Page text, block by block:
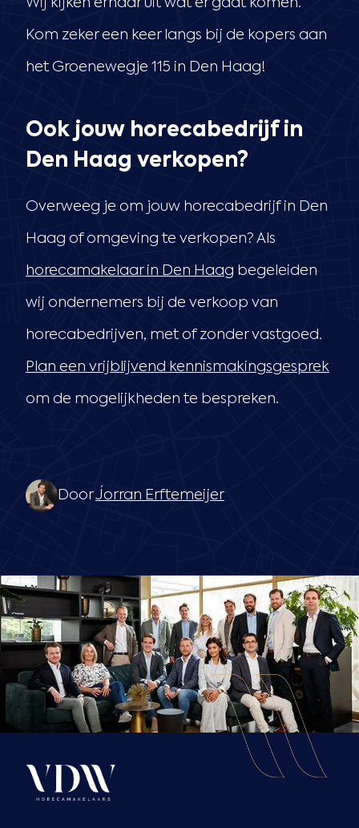
Wij kijken ernaar uit wat er gaat komen.
Kom zeker een keer langs bij de kopers aan
het Groenewegje 115 in Den Haag!
Ook jouw horecabedrijf in
Den Haag verkopen?
Overweeg je om jouw horecabedrijf in Den
Haag of omgeving te verkopen? Als
horecamakelaar in Den Haag begeleiden
wij ondernemers bij de verkoop van
horecabedrijven, met of zonder vastgoed.
Plan een vrijblijvend kennismakingsgesprek
om de mogelijkheden te bespreken.
DoorJorran Erftemeijer